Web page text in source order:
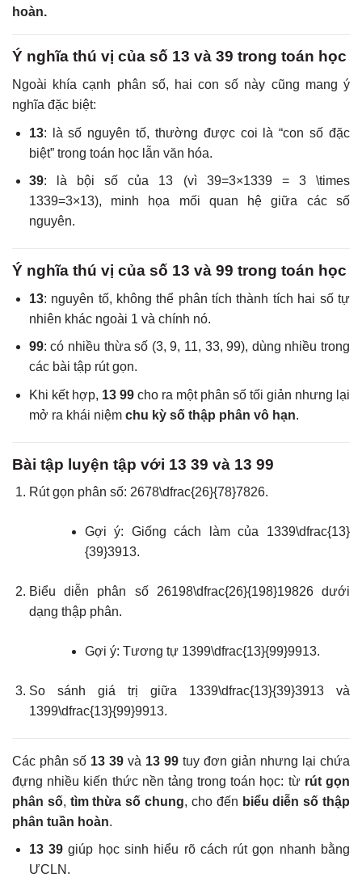
hoàn.
Ý nghĩa thú vị của số 13 và 39 trong toán học
Ngoài khía cạnh phân số, hai con số này cũng mang ý
nghĩa đặc biệt:
13: là số nguyên tố, thường được coi là “con số đặc
biệt” trong toán học lẫn văn hóa.
39: là bội số của 13 (vì 39=3×1339 = 3 \times
1339=3×13), minh họa mối quan hệ giữa các số
nguyên.
Ý nghĩa thú vị của số 13 và 99 trong toán học
13: nguyên tố, không thể phân tích thành tích hai số tự
nhiên khác ngoài 1 và chính nó.
99: có nhiều thừa số (3, 9, 11, 33, 99), dùng nhiều trong
các bài tập rút gọn.
Khi kết hợp, 13 99cho ra một phân số tối giản nhưng lại
mở ra khái niệm chu kỳ số thập phân vô hạn.
Bài tập luyện tập với 13 39 và 13 99
Rút gọn phân số: 2678\dfrac{26}{78}7826.
Gợi ý: Giống cách làm của 1339\dfrac{13}
{39}3913.
Biểu diễn phân số 26198\dfrac{26}{198}19826dưới
dạng thập phân.
Gợi ý: Tương tự 1399\dfrac{13}{99}9913.
So sánh giá trị giữa 1339\dfrac{13}{39}3913và
1399\dfrac{13}{99}9913.
Các phân số 13 39 và 13 99 tuy đơn giản nhưng lại chứa
đựng nhiều kiến thức nền tảng trong toán học: từ rút gọn
phân số, tìm thừa số chung, cho đến biểu diễn số thập
phân tuần hoàn.
13 39 giúp học sinh hiểu rõ cách rút gọn nhanh bằng
ƯCLN.